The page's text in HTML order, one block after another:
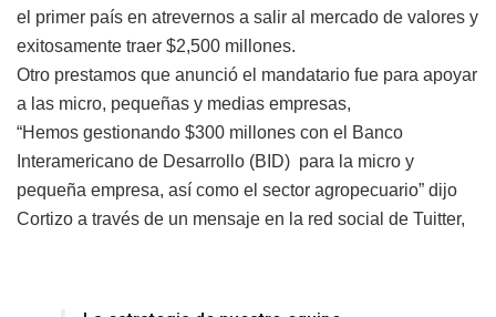
el primer país en atrevernos a salir al mercado de valores y
exitosamente traer $2,500 millones.
Otro prestamos que anunció el mandatario fue para apoyar
a las micro, pequeñas y medias empresas,
“Hemos gestionando $300 millones con el Banco
Interamericano de Desarrollo (BID) para la micro y
pequeña empresa, así como el sector agropecuario” dijo
Cortizo a través de un mensaje en la red social de Tuitter,